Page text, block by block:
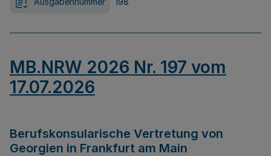
MB.NRW 2026 Nr. 197 vom
17.07.2026
Berufskonsularische Vertretung von
Georgien in Frankfurt am Main